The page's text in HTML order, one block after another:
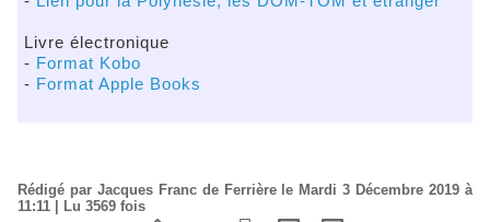
Livre électronique
- Format Kobo
- Format Apple Books
Rédigé par Jacques Franc de Ferrière le Mardi 3 Décembre 2019 à
11:11 | Lu 3569 fois